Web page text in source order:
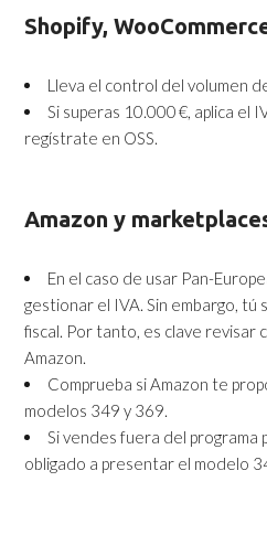
Shopify,
Lleva el control del volumen
Si superas 10.000 €, aplica el
regístrate en OSS.
Amazon y
En el caso de usar Pan-
gestionar el IVA. Sin embargo, tú
fiscal. Por tanto, es clave revisar
Amazon.
Comprueba si Amazon te
modelos 349 y 369.
Si vendes fuera del
obligado a presentar el modelo